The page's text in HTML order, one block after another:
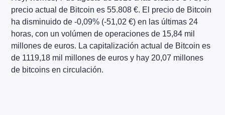
precio actual de Bitcoin es55.808 €. El precio de Bitcoin
ha disminuido de-0,09% (-51,02 €) en las últimas 24
horas, con un volúmen de operaciones de 15,84 mil
millonesde euros. La capitalización actual de Bitcoin es
de 1119,18 mil millonesde euros y hay 20,07 millones
de bitcoins en circulación.